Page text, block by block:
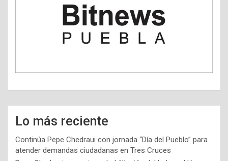
Lo más reciente
Continúa Pepe Chedraui con jornada “Día del Pueblo” para
atender demandas ciudadanas en Tres Cruces